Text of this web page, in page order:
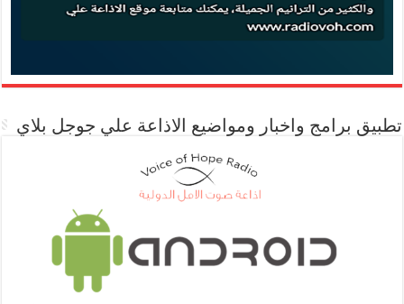
تطبيق برامج واخبار ومواضيع الاذاعة علي جوجل بلاي